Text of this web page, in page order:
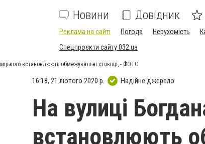
Новини Довідник
Реклама на сайті Погода Нерухомість
Спецпроєкти сайту 032.ua
встановлюють обмежувальні стовпці, - ФОТО
16:18, 21 лютого 2020 р. Надійне джерело
На вулиці
встановлюють